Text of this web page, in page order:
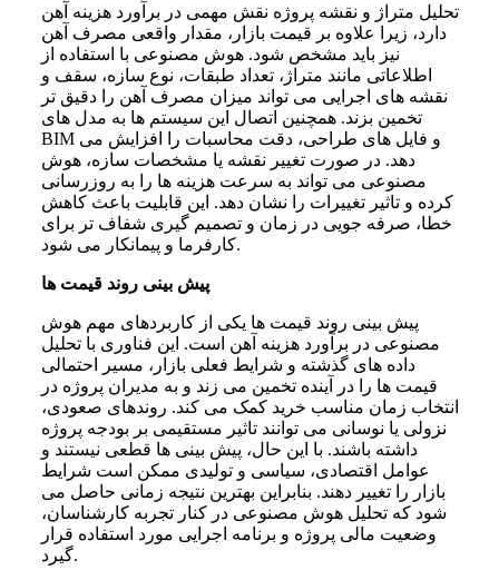
تحلیل متراژ و نقشه پروژه نقش مهمی در برآورد هزینه آهن
دارد، زیرا علاوه بر قیمت بازار، مقدار واقعی مصرف آهن
نیز باید مشخص شود. هوش مصنوعی با استفاده از
اطلاعاتی مانند متراژ، تعداد طبقات، نوع سازه، سقف و
نقشه های اجرایی می تواند میزان مصرف آهن را دقیق تر
تخمین بزند. همچنین اتصال این سیستم ها به مدل های
BIM و فایل های طراحی، دقت محاسبات را افزایش می
دهد. در صورت تغییر نقشه یا مشخصات سازه، هوش
مصنوعی می تواند به سرعت هزینه ها را به روزرسانی
کرده و تاثیر تغییرات را نشان دهد. این قابلیت باعث کاهش
خطا، صرفه جویی در زمان و تصمیم گیری شفاف تر برای
کارفرما و پیمانکار می شود.
پیش بینی روند قیمت ها
پیش بینی روند قیمت ها یکی از کاربردهای مهم هوش
مصنوعی در برآورد هزینه آهن است. این فناوری با تحلیل
داده های گذشته و شرایط فعلی بازار، مسیر احتمالی
قیمت ها را در آینده تخمین می زند و به مدیران پروژه در
انتخاب زمان مناسب خرید کمک می کند. روندهای صعودی،
نزولی یا نوسانی می توانند تاثیر مستقیمی بر بودجه پروژه
داشته باشند. با این حال، پیش بینی ها قطعی نیستند و
عوامل اقتصادی، سیاسی و تولیدی ممکن است شرایط
بازار را تغییر دهند. بنابراین بهترین نتیجه زمانی حاصل می
شود که تحلیل هوش مصنوعی در کنار تجربه کارشناسان،
وضعیت مالی پروژه و برنامه اجرایی مورد استفاده قرار
گیرد.